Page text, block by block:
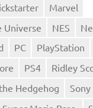
Marvel
Universe
NES
PC PlayStation
PS4 Ridley
Hedgehog Sony